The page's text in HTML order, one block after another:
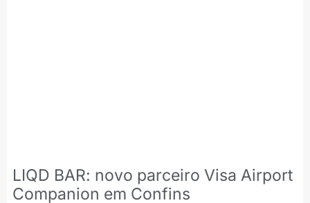
LIQD BAR: novo parceiro Visa Airport
Companion em Confins